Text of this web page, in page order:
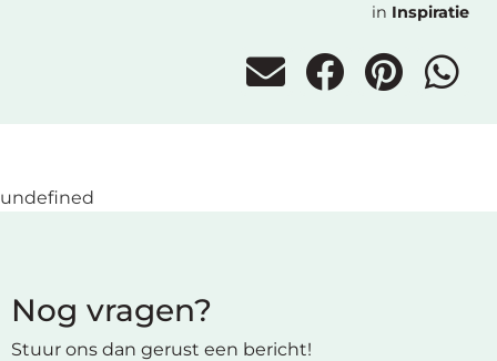
in Inspiratie
undefined
Nog vragen?
Stuur ons dan gerust een bericht!